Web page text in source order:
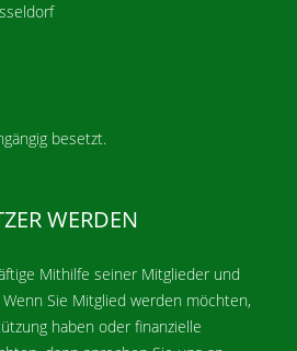
besetzt.
WERDEN
Mithilfe seiner Mitglieder und
Sie Mitglied werden möchten,
haben oder finanzielle